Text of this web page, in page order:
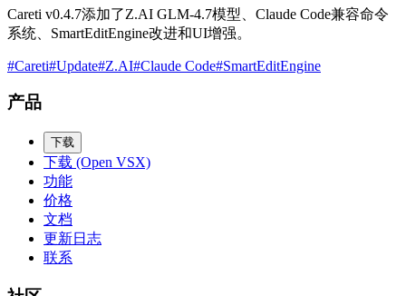
Careti v0.4.7添加了Z.AI GLM-4.7模型、Claude Code兼容命令
系统、SmartEditEngine改进和UI增强。
#Careti#Update#Z.AI#Claude Code#SmartEditEngine
产品
下载
下载 (Open VSX)
功能
价格
文档
更新日志
联系